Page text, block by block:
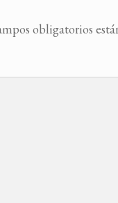
obligatorios